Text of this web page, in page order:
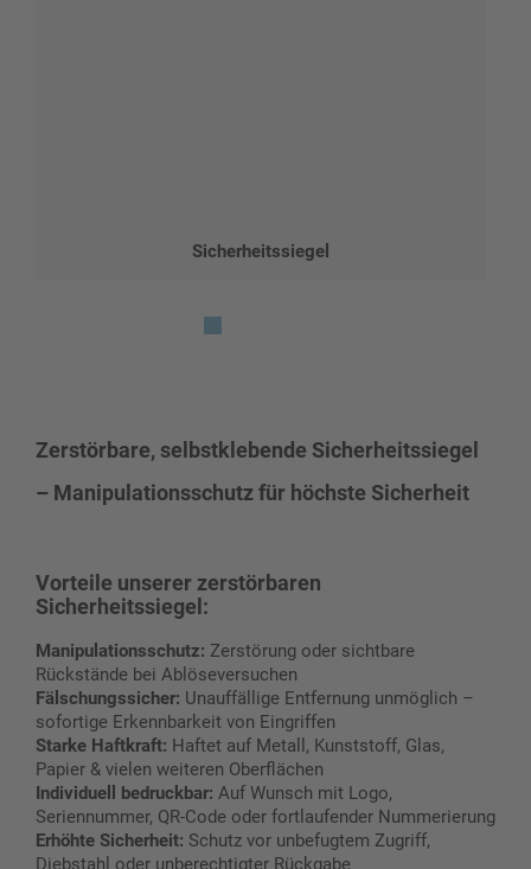
Sicherheitssiegel
Zerstörbare, selbstklebende Sicherheitssiegel
– Manipulationsschutz für höchste Sicherheit
Vorteile unserer zerstörbaren
Sicherheitssiegel:
Manipulationsschutz: Zerstörung oder sichtbare
Rückstände bei Ablöseversuchen
Fälschungssicher: Unauffällige Entfernung unmöglich –
sofortige Erkennbarkeit von Eingriffen
Starke Haftkraft: Haftet auf Metall, Kunststoff, Glas,
Papier & vielen weiteren Oberflächen
Individuell bedruckbar: Auf Wunsch mit Logo,
Seriennummer, QR-Code oder fortlaufender Nummerierung
Erhöhte Sicherheit: Schutz vor unbefugtem Zugriff,
Diebstahl oder unberechtigter Rückgabe